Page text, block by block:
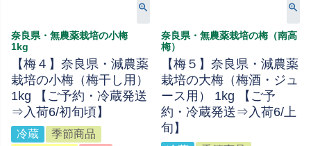
奈良県・無農薬栽培の小梅
1kg
【梅４】奈良県・減農薬
栽培の小梅（梅干し用）
1kg 【ご予約・冷蔵発送
⇒入荷6/初旬頃】
冷蔵
季節商品
奈良県・無農薬栽培の梅（南高
梅）
【梅５】奈良県・減農薬
栽培の大梅（梅酒・ジュ
ース用） 1kg 【ご予
約・冷蔵発送⇒入荷6/上
旬】